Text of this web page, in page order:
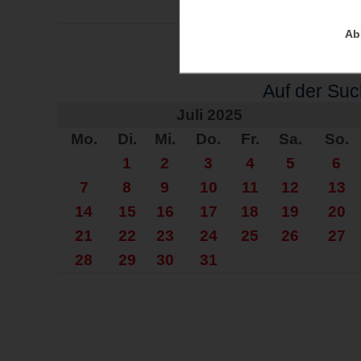
Auf der
Juli 2025
Mo.
Di. Mi. Do. Fr. Sa.
So.
1
2 3 4 5
6
7
8 9 10 11 12
13
14
15 16 17 18 19
20
21
22 23 24 25 26
27
28
29 30 31